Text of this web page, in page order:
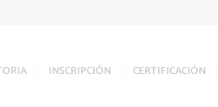
INSCRIPCIÓN CERTIFICACIÓN